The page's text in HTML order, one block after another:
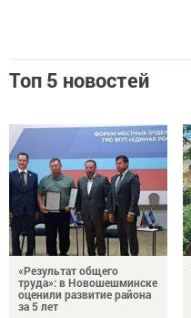
Топ 5 новостей
«Результат общего
труда»: в Новошешминске
оценили развитие района
за 5 лет